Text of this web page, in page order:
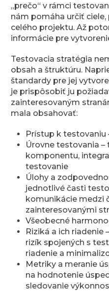
„prečo“ v rámci
nám pomáha určiť
celého projektu. Až
informácie pre
Testovacia stratégia
obsah a štruktúru.
štandardy pre jej
je prispôsobiť ju
zainteresovaným
mala obsahovať:
Prístup k testovaniu
Úrovne testovania –
komponentu,
testovanie
Úlohy a
jednotlivé časti
komunikácie medzi
zainteresovanými
Všeobecné
Riziká a ich riadenie
rizík spojených s
riadenie a
Metriky a meranie
na hodnotenie
sledovanie